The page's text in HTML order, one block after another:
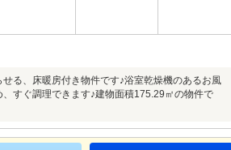
る、床暖房付き物件です♪浴室乾燥機のあるお風
すぐ調理できます♪建物面積175.29㎡の物件で